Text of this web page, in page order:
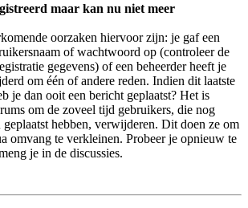
maar kan nu niet meer
oorzaken hiervoor zijn: je gaf een
of wachtwoord op (controleer de
gegevens) of een beheerder heeft je
om één of andere reden. Indien dit laatste
je dan ooit een bericht geplaatst? Het is
om de zoveel tijd gebruikers, die nog
geplaatst hebben, verwijderen. Dit doen ze om
omvang te verkleinen. Probeer je opnieuw te
je in de discussies.